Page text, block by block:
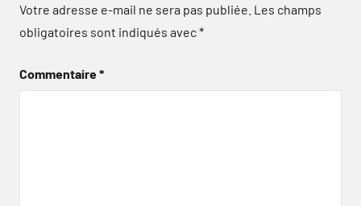
Votre adresse e-mail ne sera pas publiée. Les champs
obligatoires sont indiqués avec*
Commentaire*